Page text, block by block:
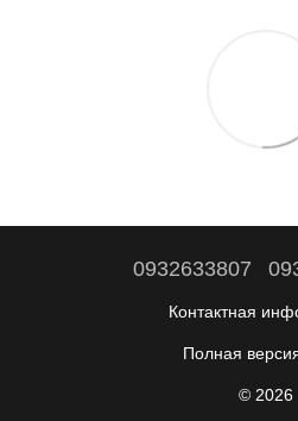
0932633807
Контактная
Полная
© 2026